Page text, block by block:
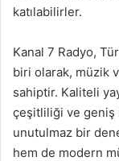
katılabilirler.
Kanal 7 Radyo,
biri olarak, müzik
sahiptir. Kaliteli
çeşitliliği ve geniş
unutulmaz bir
hem de modern